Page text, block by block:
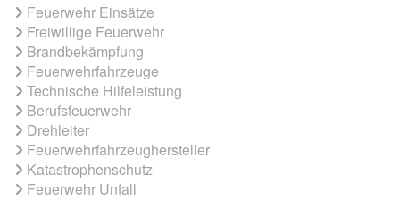
Feuerwehr Einsätze
Freiwillige Feuerwehr
Brandbekämpfung
Feuerwehrfahrzeuge
Technische Hilfeleistung
Berufsfeuerwehr
Drehleiter
Feuerwehrfahrzeughersteller
Katastrophenschutz
Feuerwehr Unfall